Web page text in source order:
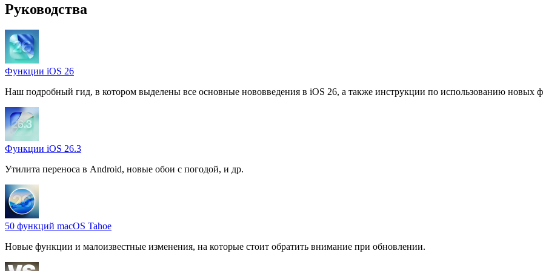
Руководства
Функции iOS 26
Наш подробный гид, в котором выделены все основные нововведения в iOS 26, а также инструкции по использованию новых
Функции iOS 26.3
Утилита переноса в Android, новые обои с погодой, и др.
50 функций macOS Tahoe
Новые функции и малоизвестные изменения, на которые стоит обратить внимание при обновлении.